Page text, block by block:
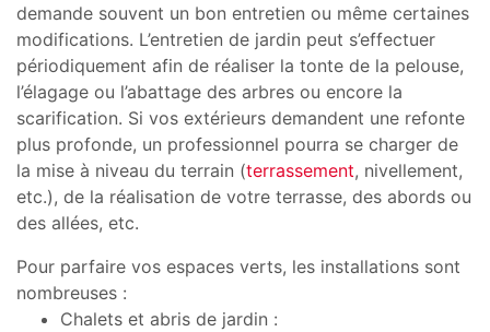
demande souvent un bon entretien ou même certaines
modifications. L’entretien de jardin peut s’effectuer
périodiquement afin de réaliser la tonte de la pelouse,
l’élagage ou l’abattage des arbres ou encore la
scarification. Si vos extérieurs demandent une refonte
plus profonde, un professionnel pourra se charger de
la mise à niveau du terrain (terrassement, nivellement,
etc.), de la réalisation de votre terrasse, des abords ou
des allées, etc.
Pour parfaire vos espaces verts, les installations sont
nombreuses :
Chalets et abris de jardin :